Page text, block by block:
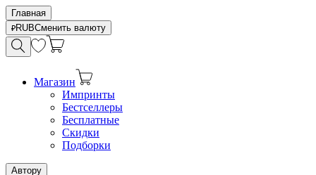
Главная
RUBСменить валюту
Магазин
Импринты
Бестселлеры
Бесплатные
Скидки
Подборки
Автору